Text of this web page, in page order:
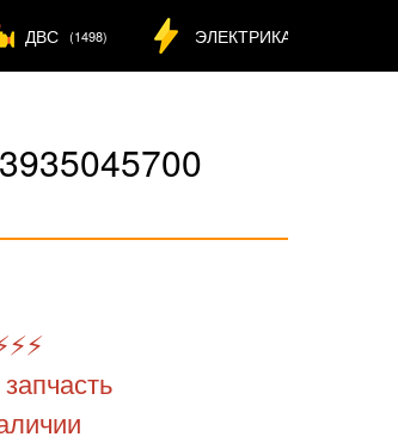
ДВС (1498) ЭЛЕКТРИКА
⚡️⚡️